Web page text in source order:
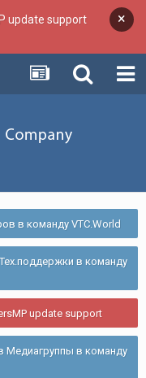
update support
×
в команду VTC.World
в команду
update support
Медиагруппы в команду